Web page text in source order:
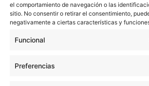
el comportamiento de navegación o las
sitio. No consentir o retirar el consentimiento,
negativamente a ciertas características y
Funcional
Preferencias
Contacto
Aviso Legal
Política de cookies